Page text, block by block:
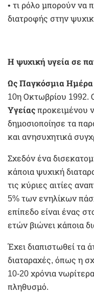
• τι ρόλο μπορούν να
διατροφής στην
Η ψυχική υγεία σε
Ως Παγκόσμια Ημέρα
10η Οκτωβρίου 1992.
Υγείας προκειμένου
δημοσιοποίησε τα
και ανησυχητικά
Σχεδόν ένα
κάποια ψυχική
τις κύριες αιτίες
5% των ενηλίκων
επίπεδο είναι ένας
ετών βιώνει κάποια
Έχει διαπιστωθεί τα
διαταραχές, όπως η
10-20 χρόνια
πληθυσμό.